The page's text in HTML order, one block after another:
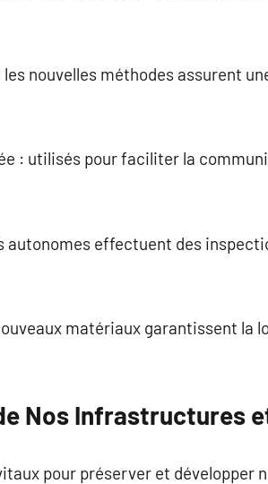
nouvelles méthodes assurent
: utilisés pour faciliter la
autonomes effectuent des
matériaux garantissent
Nos Infrastructures
pour préserver et